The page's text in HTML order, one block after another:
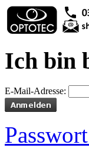
Ich bin
E-Mail-Adresse: